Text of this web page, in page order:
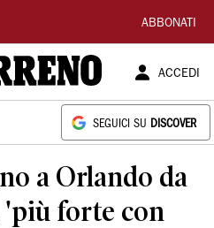
ABBONATI
ACCEDI
SEGUICI SU DISCOVER
a Orlando da
forte con